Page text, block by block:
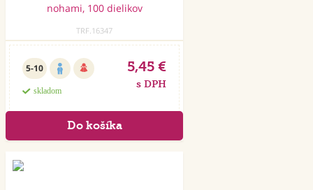
TRF.16347
5-10
skladom
5,45 €
s DPH